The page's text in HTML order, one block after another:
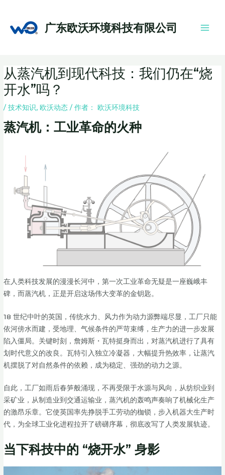
广东欧沃环境科技有限公司
从蒸汽机到现代科技：我们仍在“烧
开水”吗？
/技术知识,欧沃动态 / 作者： 欧沃环境科技
蒸汽机：工业革命的火种
在人类科技发展的漫漫长河中，第一次工业革命无疑是一座巍峨丰
碑，而蒸汽机，正是开启这场伟大变革的金钥匙。
18 世纪中叶的英国，传统水力、风力作为动力源弊端尽显，工厂只能
依河傍水而建，受地理、气候条件的严苛束缚，生产力的进一步发展
陷入僵局。关键时刻，詹姆斯・瓦特挺身而出，对蒸汽机进行了具有
划时代意义的改良。瓦特引入独立冷凝器，大幅提升热效率，让蒸汽
机摆脱了对自然条件的依赖，成为稳定、强劲的动力之源。
自此，工厂如雨后春笋般涌现，不再受限于水源与风向，从纺织业到
采矿业，从制造业到交通运输业，蒸汽机的轰鸣声奏响了机械化生产
的激昂乐章。它使英国率先挣脱手工劳动的枷锁，步入机器大生产时
代，为全球工业化进程拉开了磅礴序幕，彻底改写了人类发展轨迹。
当下科技中的 “烧开水” 身影
navigation